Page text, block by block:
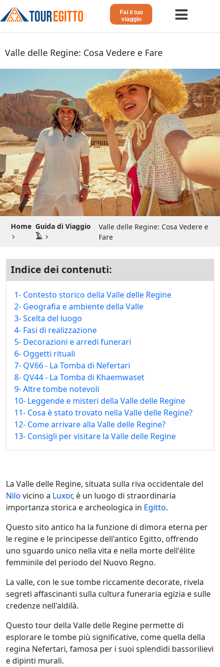
Fai il tuo
viaggio
Vacanze Lusso in Egitto
Dahabeya Lusso
Agosto in Egitto
Tour Giordania
Altri
Blog 𓁐
Guida di Viaggio 𓉔
Valle delle Regine: Cosa Vedere e Fare
Home Guida di Viaggio
𓄿
Valle delle Regine: Cosa Vedere e
Fare
Indice dei contenuti:
1- Contesto storico della Valle delle Regine
2- Geografia e ambiente della Valle
3- Scelta del luogo
4- Fasi di realizzazione
5- Decorazioni e arredi funerari
6- Oggetti rituali
7- QV66 - La Tomba di Nefertari
8- QV44 - La Tomba di Khaemwaset
9- Altre tombe notevoli
10- Leggende e misteri della Valle delle Regine
11- Cosa è stato trovato nella Valle delle Regine?
12- Come arrivare alla Valle delle Regine?
13- Consigli per visitare la Valle delle Regine
La Valle delle Regine, situata sulla riva occidentale del
Nilo vicino a Luxor, è un luogo di straordinaria
importanza storica e archeologica in Egitto.
Questo sito antico ha la funzione di dimora eterna per
le regine e le principesse dell'antico Egitto, offrendo
uno sguardo unico nella vita e nella morte dell'élite
femminile del periodo del Nuovo Regno.
La valle, con le sue tombe riccamente decorate, rivela
segreti affascinanti sulla cultura funeraria egizia e sulle
credenze nell'aldilà.
Questo tour della Valle delle Regine permette di
esplorare le tombe più significative, come quella della
regina Nefertari, famosa per i suoi splendidi bassorilievi
e dipinti murali.